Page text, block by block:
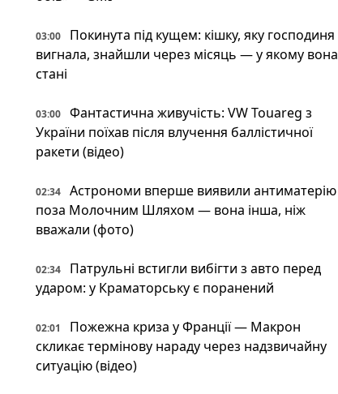
03:00
Покинута під кущем: кішку, яку господиня
вигнала, знайшли через місяць — у якому вона
стані
03:00
Фантастична живучість: VW Touareg з
України поїхав після влучення баллістичної
ракети (відео)
02:34
Астрономи вперше виявили антиматерію
поза Молочним Шляхом — вона інша, ніж
вважали (фото)
02:34
Патрульні встигли вибігти з авто перед
ударом: у Краматорську є поранений
02:01
Пожежна криза у Франції — Макрон
скликає термінову нараду через надзвичайну
ситуацію (відео)